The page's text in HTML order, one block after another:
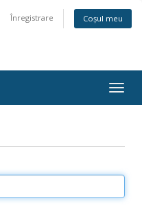
Înregistrare Coșul meu